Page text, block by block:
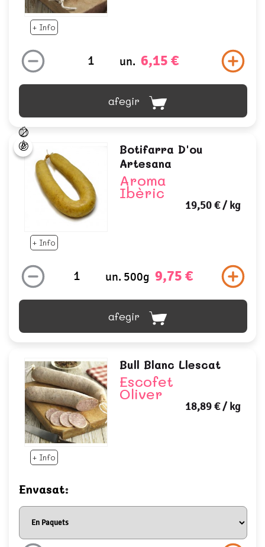
+ Info
un. 6,15 €
afegir
+ Info
Botifarra D'ou
Artesana
Aroma
Ibèric
19,50 €/ kg
un. 500g 9,75 €
afegir
+ Info
Bull Blanc Llescat
Escofet
Oliver
18,89 €/ kg
Envasat: